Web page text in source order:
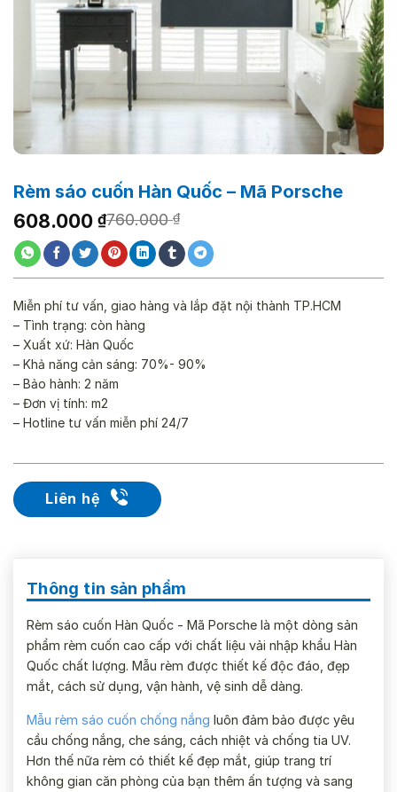
Rèm sáo cuốn Hàn Quốc – Mã Porsche
760.000₫
Giá
gốc
là:
760.000 ₫.
608.000 ₫
Giá
hiện
tại
là:
608.000 ₫.
Liên hệ
Miễn phí tư vấn, giao hàng và lắp đặt nội thành TP.HCM
– Tình trạng: còn hàng
– Xuất xứ: Hàn Quốc
– Khả năng cản sáng: 70%- 90%
– Bảo hành: 2 năm
– Đơn vị tính: m2
– Hotline tư vấn miễn phí 24/7
Thông tin sản phẩm
Rèm sáo cuốn Hàn Quốc - Mã Porsche là một dòng sản
phẩm rèm cuốn cao cấp với chất liệu vải nhập khẩu Hàn
Quốc chất lượng. Mẫu rèm được thiết kế độc đáo, đẹp
mắt, cách sử dụng, vận hành, vệ sinh dễ dàng.
Mẫu rèm sáo cuốn chống nắng luôn đảm bảo được yêu
cầu chống nắng, che sáng, cách nhiệt và chống tia UV.
Hơn thế nữa rèm có thiết kế đẹp mắt, giúp trang trí
không gian căn phòng của bạn thêm ấn tượng và sang